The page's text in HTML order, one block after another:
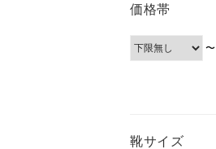
価格帯
〜
靴サイズ